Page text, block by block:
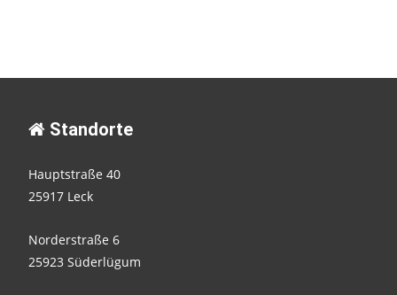
Standorte
Hauptstraße 40
25917 Leck
Norderstraße 6
25923 Süderlügum